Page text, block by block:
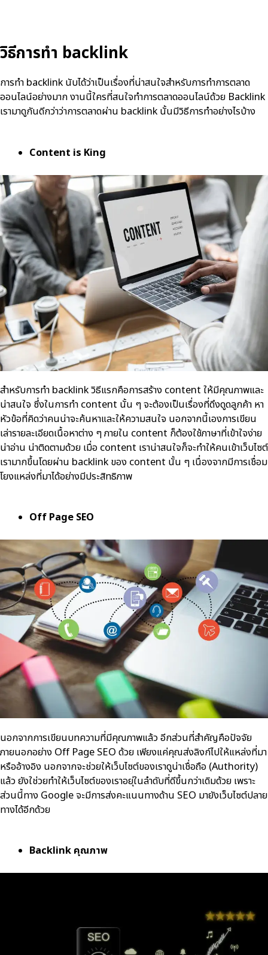
วิธีการทำ backlink
การทำ backlink นับได้ว่าเป็นเรื่องที่น่าสนใจสำหรับการทำการตลาด
ออนไลน์อย่างมาก งานนี้ใครที่สนใจทำการตลาดออนไลน์ด้วย Backlink
เรามาดูกันดีกว่าว่าการตลาดผ่าน backlink นั้นมีวิธีการทำอย่างไรบ้าง
Content is King
สำหรับการทำ backlink วิธีแรกคือการสร้าง content ให้มีคุณภาพและ
น่าสนใจ ซึ่งในการทำ content นั้น ๆ จะต้องเป็นเรื่องที่ดึงดูดลูกค้า หา
หัวข้อที่คิดว่าคนน่าจะค้นหาและให้ความสนใจ นอกจากนี้เองการเขียน
เล่ารายละเอียดเนื้อหาต่าง ๆ ภายใน content ก็ต้องใช้ภาษาที่เข้าใจง่าย
น่าอ่าน น่าติดตามด้วย เมื่อ content เราน่าสนใจก็จะทำให้คนเข้าเว็บไซต์
เรามากขึ้นโดยผ่าน backlink ของ content นั้น ๆ เนื่องจากมีการเชื่อม
โยงแหล่งที่มาได้อย่างมีประสิทธิภาพ
Off Page SEO
นอกจากการเขียนบทความที่มีคุณภาพแล้ว อีกส่วนที่สำคัญคือปัจจัย
ภายนอกอย่าง Off Page SEO ด้วย เพียงแค่คุณส่งลิงก์ไปให้แหล่งที่มา
หรืออ้างอิง นอกจากจะช่วยให้เว็บไซต์ของเราดูน่าเชื่อถือ (Authority)
แล้ว ยังใช่วยทำให้เว็บไซต์ของเราอยุ่ในลำดับที่ดีขึ้นกว่าเดิมด้วย เพราะ
ส่วนนี้ทาง Google จะมีการส่งคะแนนทางด้าน SEO มายังเว็บไซต์ปลาย
ทางได้อีกด้วย
Backlink คุณภาพ